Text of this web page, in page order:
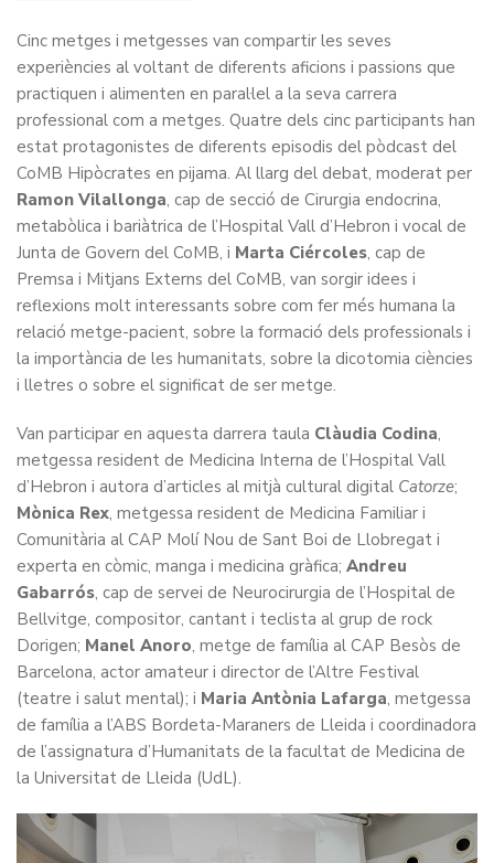
Cinc metges i metgesses van compartir les seves
experiències al voltant de diferents aficions i passions que
practiquen i alimenten en paral·lel a la seva carrera
professional com a metges. Quatre dels cinc participants han
estat protagonistes de diferents episodis del pòdcast del
CoMB Hipòcrates en pijama. Al llarg del debat, moderat per
Ramon Vilallonga, cap de secció de Cirurgia endocrina,
metabòlica i bariàtrica de l’Hospital Vall d’Hebron i vocal de
Junta de Govern del CoMB, i Marta Ciércoles, cap de
Premsa i Mitjans Externs del CoMB, van sorgir idees i
reflexions molt interessants sobre com fer més humana la
relació metge-pacient, sobre la formació dels professionals i
la importància de les humanitats, sobre la dicotomia ciències
i lletres o sobre el significat de ser metge.
Van participar en aquesta darrera taula Clàudia Codina,
metgessa resident de Medicina Interna de l’Hospital Vall
d’Hebron i autora d’articles al mitjà cultural digital Catorze;
Mònica Rex, metgessa resident de Medicina Familiar i
Comunitària al CAP Molí Nou de Sant Boi de Llobregat i
experta en còmic, manga i medicina gràfica; Andreu
Gabarrós, cap de servei de Neurocirurgia de l’Hospital de
Bellvitge, compositor, cantant i teclista al grup de rock
Dorigen; Manel Anoro, metge de família al CAP Besòs de
Barcelona, actor amateur i director de l’Altre Festival
(teatre i salut mental); i Maria Antònia Lafarga, metgessa
de família a l’ABS Bordeta-Maraners de Lleida i coordinadora
de l’assignatura d’Humanitats de la facultat de Medicina de
la Universitat de Lleida (UdL).